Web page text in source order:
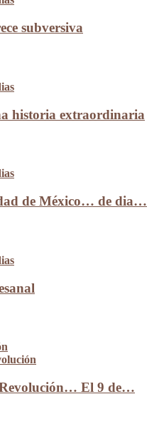
subversiva
historia extraordinaria
de México… de dia…
El 9 de…